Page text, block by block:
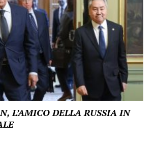
L’AMICO DELLA RUSSIA IN